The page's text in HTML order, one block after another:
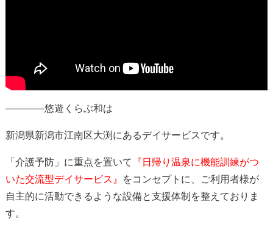
————悠遊くらぶ和は
新潟県新潟市江南区大渕にあるデイサービスです。
「介護予防」に重点を置いて
『日帰り温泉に機能訓練がつ
いた交流型デイサービス 』
をコンセプトに、ご利用者様が
自主的に活動できるような設備と支援体制を整えておりま
す。